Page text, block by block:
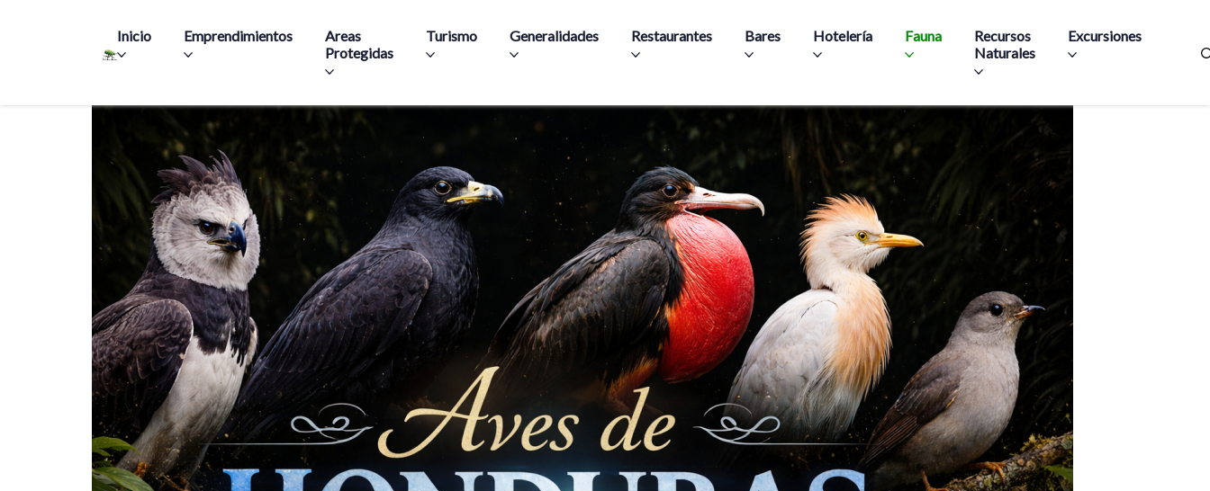
Inicio Emprendimientos
Areas
Protegidas
Turismo Generalidades Restaurantes Bares Hotelería Fauna
Recursos
Naturales
Excursiones